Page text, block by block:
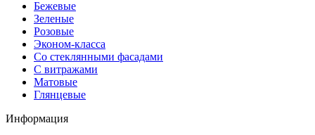
Бежевые
Зеленые
Розовые
Эконом-класса
Со стеклянными фасадами
С витражами
Матовые
Глянцевые
Информация